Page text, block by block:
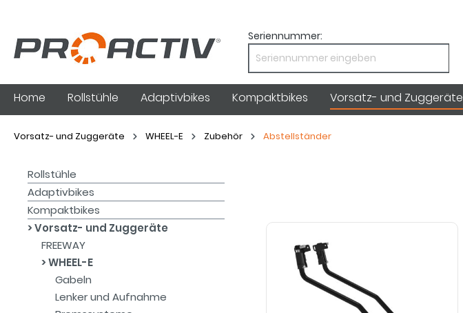
Seriennummer:
Home Rollstühle Adaptivbikes Kompaktbikes Vorsatz- und Zuggeräte
Vorsatz- und Zuggeräte WHEEL-E Zubehör Abstellständer
Rollstühle
Adaptivbikes
Kompaktbikes
Vorsatz- und Zuggeräte
FREEWAY
WHEEL-E
Gabeln
Lenker und Aufnahme